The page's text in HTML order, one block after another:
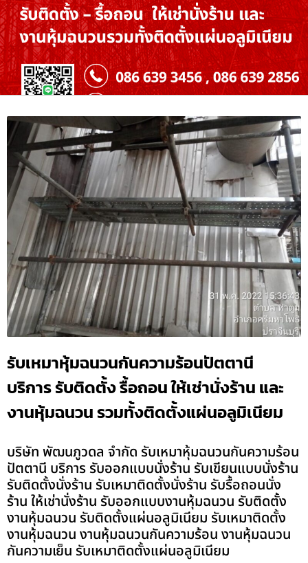
รับเหมาหุ้มฉนวนกันความร้อนปัตตานี
บริการ รับติดตั้ง รื้อถอน ให้เช่านั่งร้าน และ
งานหุ้มฉนวน รวมทั้งติดตั้งแผ่นอลูมิเนียม
บริษัท พัฒนภูวดล จำกัด รับเหมาหุ้มฉนวนกันความร้อน
ปัตตานี บริการ รับออกแบบนั่งร้าน รับเขียนแบบนั่งร้าน
รับติดตั้งนั่งร้าน รับเหมาติดตั้งนั่งร้าน รับรื้อถอนนั่ง
ร้าน ให้เช่านั่งร้าน รับออกแบบงานหุ้มฉนวน รับติดตั้ง
งานหุ้มฉนวน รับติดตั้งแผ่นอลูมิเนียม รับเหมาติดตั้ง
งานหุ้มฉนวน งานหุ้มฉนวนกันความร้อน งานหุ้มฉนวน
กันความเย็น รับเหมาติดตั้งแผ่นอลูมิเนียม